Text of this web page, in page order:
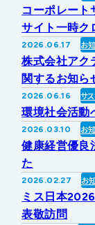
採用情報
新しい取り組
IRカレンダー
個人投資家
IR方針・免責
For
コーポレート
サイト一時ク
2026.06.17 お
株式会社アク
関するお知ら
2026.06.16 サ
環境社会活動
2026.03.10 お
健康経営優良
た
2026.02.27 お
ミス日本
表敬訪問